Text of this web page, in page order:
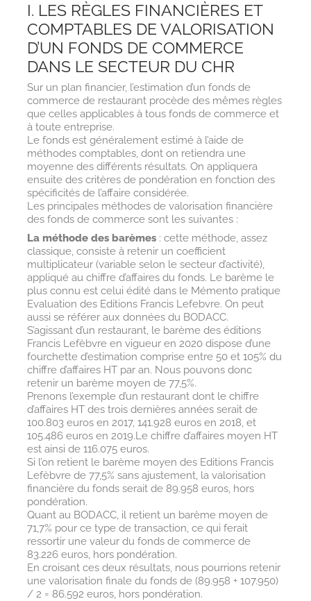
I. LES RÈGLES FINANCIÈRES ET
COMPTABLES DE VALORISATION
D’UN FONDS DE COMMERCE
DANS LE SECTEUR DU CHR
Sur un plan financier, l’estimation d’un fonds de
commerce de restaurant procède des mêmes règles
que celles applicables à tous fonds de commerce et
à toute entreprise.
Le fonds est généralement estimé à l’aide de
méthodes comptables, dont on retiendra une
moyenne des différents résultats. On appliquera
ensuite des critères de pondération en fonction des
spécificités de l’affaire considérée.
Les principales méthodes de valorisation financière
des fonds de commerce sont les suivantes :
La méthode des barèmes: cette méthode, assez
classique, consiste à retenir un coefficient
multiplicateur (variable selon le secteur d’activité),
appliqué au chiffre d’affaires du fonds. Le barème le
plus connu est celui édité dans le Mémento pratique
Evaluation des Editions Francis Lefebvre. On peut
aussi se référer aux données du BODACC.
S’agissant d’un restaurant, le barème des éditions
Francis Lefèbvre en vigueur en 2020 dispose d’une
fourchette d’estimation comprise entre 50 et 105% du
chiffre d’affaires HT par an. Nous pouvons donc
retenir un barème moyen de 77,5%.
Prenons l’exemple d’un restaurant dont le chiffre
d’affaires HT des trois dernières années serait de
100.803 euros en 2017, 141.928 euros en 2018, et
105.486 euros en 2019.Le chiffre d’affaires moyen HT
est ainsi de 116.075 euros.
Si l’on retient le barème moyen des Editions Francis
Lefèbvre de 77,5% sans ajustement, la valorisation
financière du fonds serait de 89.958 euros, hors
pondération.
Quant au BODACC, il retient un barème moyen de
71,7% pour ce type de transaction, ce qui ferait
ressortir une valeur du fonds de commerce de
83.226 euros, hors pondération.
En croisant ces deux résultats, nous pourrions retenir
une valorisation finale du fonds de (89.958 + 107.950)
/ 2 = 86.592 euros, hors pondération.